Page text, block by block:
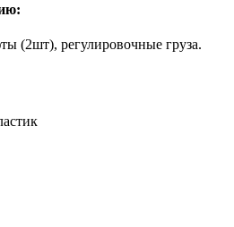
(2шт), регулировочные груза.